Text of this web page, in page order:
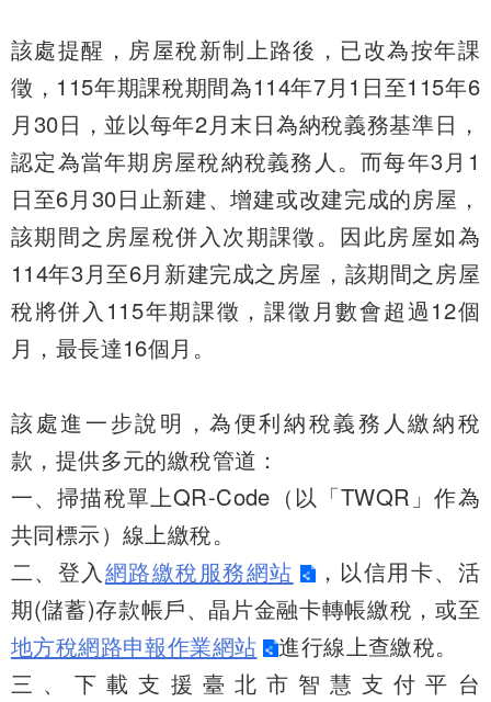
該處提醒，房屋稅新制上路後，已改為按年課
徵，115年期課稅期間為114年7月1日至115年6
月30日，並以每年2月末日為納稅義務基準日，
認定為當年期房屋稅納稅義務人。而每年3月1
日至6月30日止新建、增建或改建完成的房屋，
該期間之房屋稅併入次期課徵。因此房屋如為
114年3月至6月新建完成之房屋，該期間之房屋
稅將併入115年期課徵，課徵月數會超過12個
月，最長達16個月。
該處進一步說明，為便利納稅義務人繳納稅
款，提供多元的繳稅管道：
一、掃描稅單上QR-Code（以「TWQR」作為
共同標示）線上繳稅。
二、登入 網路繳稅服務網站
，以信用卡、活
期(儲蓄)存款帳戶、晶片金融卡轉帳繳稅，或至
地方稅網路申報作業網站
進行線上查繳稅。
三、下載支援臺北市智慧支付平台